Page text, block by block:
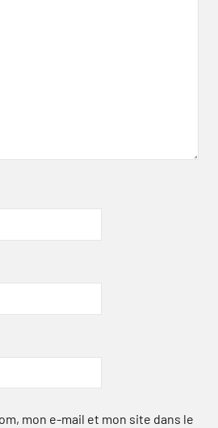
mon e-mail et mon site dans le